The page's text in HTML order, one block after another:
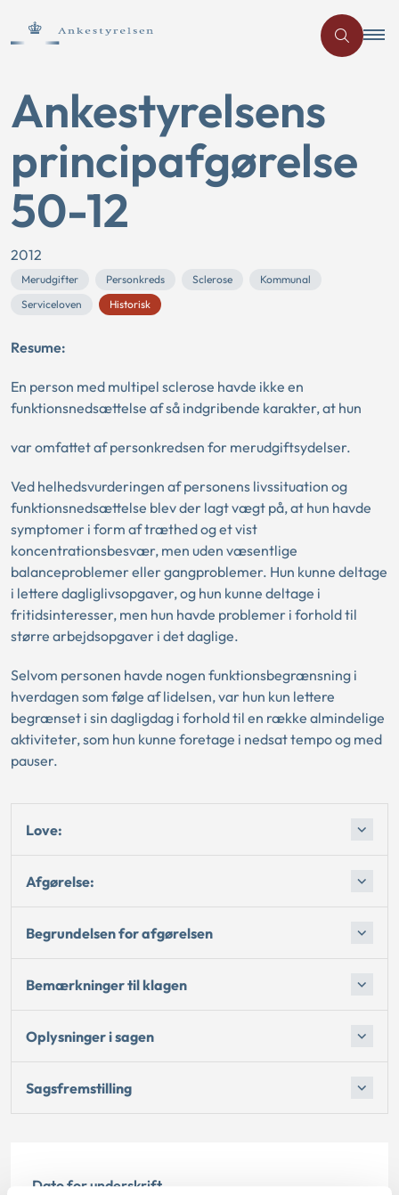
Ankestyrelsens
principafgørelse
50-12
2012
Merudgifter Personkreds Sclerose
Kommunal
Serviceloven
Historisk
Resume:
En person med multipel sclerose havde ikke en
funktionsnedsættelse af så indgribende karakter, at hun
var omfattet af personkredsen for merudgiftsydelser.
Ved helhedsvurderingen af personens livssituation og
funktionsnedsættelse blev der lagt vægt på, at hun havde
symptomer i form af træthed og et vist
koncentrationsbesvær, men uden væsentlige
balanceproblemer eller gangproblemer. Hun kunne deltage
i lettere dagliglivsopgaver, og hun kunne deltage i
fritidsinteresser, men hun havde problemer i forhold til
større arbejdsopgaver i det daglige.
Selvom personen havde nogen funktionsbegrænsning i
hverdagen som følge af lidelsen, var hun kun lettere
begrænset i sin dagligdag i forhold til en række almindelige
aktiviteter, som hun kunne foretage i nedsat tempo og med
pauser.
Love:
Afgørelse:
Begrundelsen for afgørelsen
Bemærkninger til klagen
Oplysninger i sagen
Sagsfremstilling
Dato for underskrift